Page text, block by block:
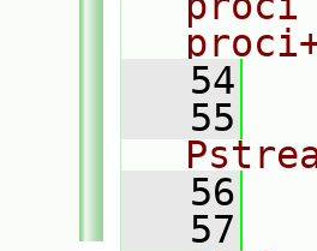
   54
   55
   56
   57